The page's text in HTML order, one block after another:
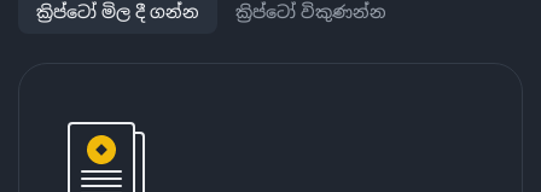
ක්‍රිප්ටෝ මිල දී ගන්න ක්‍රිප්ටෝ විකුණන්න